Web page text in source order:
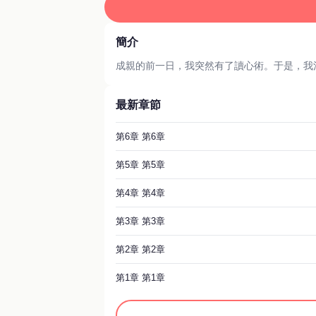
簡介
成親的前一日，我突然有了讀心術。于是，
最新章節
第6章 第6章
第5章 第5章
第4章 第4章
第3章 第3章
第2章 第2章
第1章 第1章